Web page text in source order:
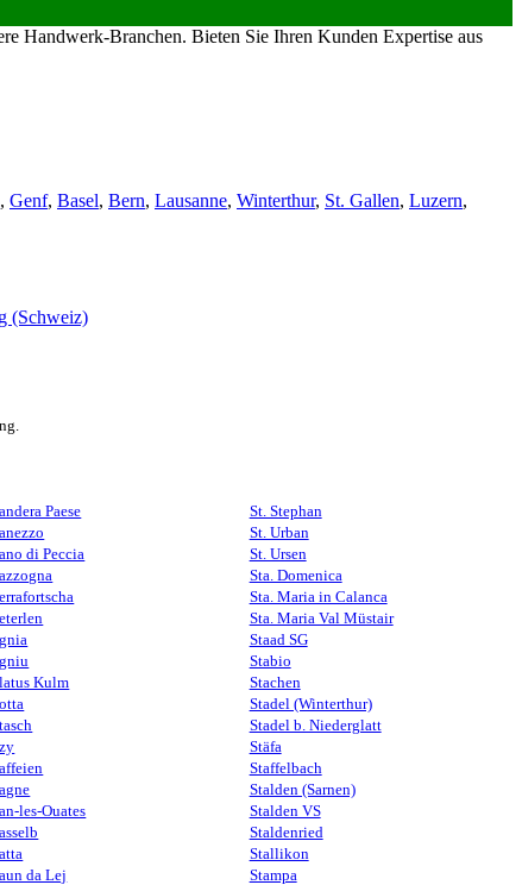
Handwerk-Branchen. Bieten Sie Ihren Kunden Expertise aus
, Genf, Basel, Bern, Lausanne, Winterthur, St. Gallen, Luzern,
Paese
di Peccia
Kulm
les-Ouates
da Lej
St. Stephan
St. Urban
St. Ursen
Sta. Domenica
Sta. Maria in Calanca
Sta. Maria Val Müstair
Staad SG
Stabio
Stachen
Stadel (Winterthur)
Stadel b. Niederglatt
Stäfa
Staffelbach
Stalden (Sarnen)
Stalden VS
Staldenried
Stallikon
Stampa